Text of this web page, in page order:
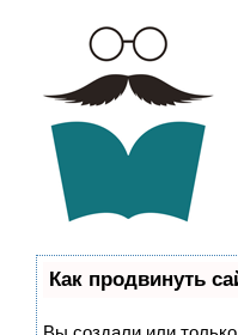
Как продвинуть